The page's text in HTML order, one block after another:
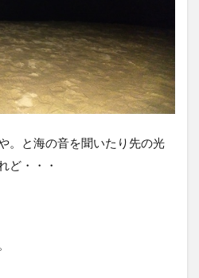
。と海の音を聞いたり先の光
ど・・・